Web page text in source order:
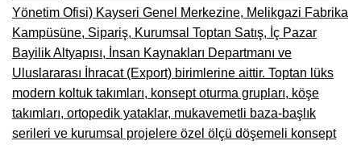
Yönetim Ofisi) Kayseri Genel Merkezine, Melikgazi Fabrika
Kampüsüne, Sipariş, Kurumsal Toptan Satış, İç Pazar
Bayilik Altyapısı, İnsan Kaynakları Departmanı ve
Uluslararası İhracat (Export) birimlerine aittir. Toptan lüks
modern koltuk takımları, konsept oturma grupları, köşe
takımları, ortopedik yataklar, mukavemetli baza-başlık
serileri ve kurumsal projelere özel ölçü döşemeli konsept